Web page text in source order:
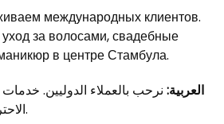
международных клиентов.
за волосами, свадебные
в центре Стамбула.
العربية: نرحب بالعملاء الدوليين.
الاحترافي في قلب اسطنبول.